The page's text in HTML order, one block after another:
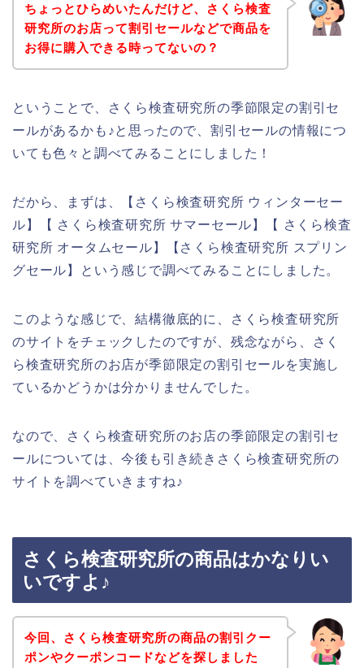
ちょっとひらめいたんだけど、さくら検査
研究所のお店って割引セールなどで商品を
お得に購入できる時ってないの？
ということで、さくら検査研究所の季節限定の割引セ
ールがあるかも♪と思ったので、割引セールの情報につ
いても色々と調べてみることにしました！
だから、まずは、【さくら検査研究所 ウィンターセー
ル】【 さくら検査研究所 サマーセール】【 さくら検査
研究所 オータムセール】【さくら検査研究所 スプリン
グセール】という感じで調べてみることにしました。
このような感じで、結構徹底的に、さくら検査研究所
のサイトをチェックしたのですが、残念ながら、さく
ら検査研究所のお店が季節限定の割引セールを実施し
ているかどうかは分かりませんでした。
なので、さくら検査研究所のお店の季節限定の割引セ
ールについては、今後も引き続きさくら検査研究所の
サイトを調べていきますね♪
さくら検査研究所の商品はかなりい
いですよ♪
今回、さくら検査研究所の商品の割引クー
ポンやクーポンコードなどを探しました